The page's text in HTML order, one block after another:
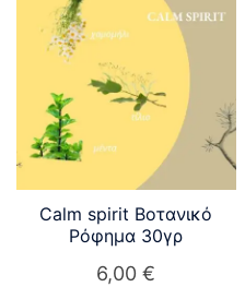
Calm spirit Βοτανικό
Ρόφημα 30γρ
6,00€